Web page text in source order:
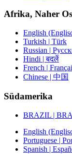
Afrika, Naher
English
Turkish | Türk
Russian |
Hindi | बदलें
French |
Chinese | 中国
Südamerika
BRAZIL |
English
Portuguese |
Spanish |